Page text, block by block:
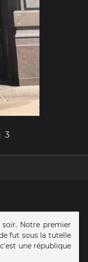
3
Notre premier
fut sous la tutelle
une république